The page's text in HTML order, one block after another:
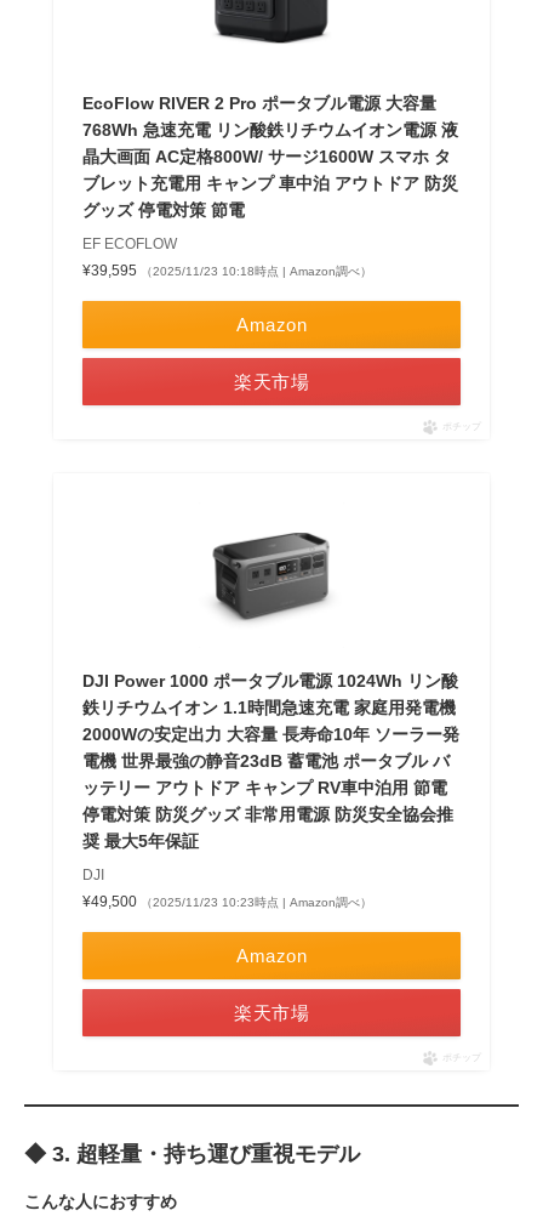
EcoFlow RIVER 2 Pro ポータブル電源 大容量
768Wh 急速充電 リン酸鉄リチウムイオン電源 液
晶大画面 AC定格800W/ サージ1600W スマホ タ
ブレット充電用 キャンプ 車中泊 アウトドア 防災
グッズ 停電対策 節電
EF ECOFLOW
¥39,595
（2025/11/23 10:18時点 | Amazon調べ）
Amazon
楽天市場
ポチップ
DJI Power 1000 ポータブル電源 1024Wh リン酸
鉄リチウムイオン 1.1時間急速充電 家庭用発電機
2000Wの安定出力 大容量 長寿命10年 ソーラー発
電機 世界最強の静音23dB 蓄電池 ポータブル バ
ッテリー アウトドア キャンプ RV車中泊用 節電
停電対策 防災グッズ 非常用電源 防災安全協会推
奨 最大5年保証
DJI
¥49,500
（2025/11/23 10:23時点 | Amazon調べ）
Amazon
楽天市場
ポチップ
◆ 3. 超軽量・持ち運び重視モデル
こんな人におすすめ